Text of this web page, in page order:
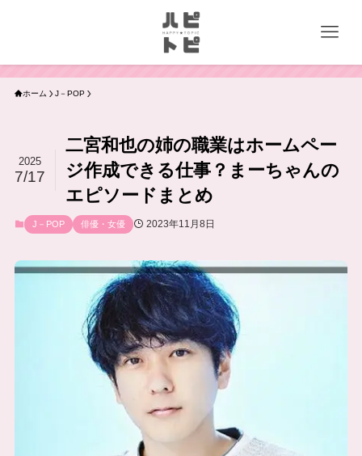
ホーム J－POP
二宮和也の姉の職業はホームペー
ジ作成できる仕事？まーちゃんの
エピソードまとめ
2025
7/17
J－POP 俳優・女優 2023年11月8日